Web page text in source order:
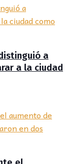
a
a la ciudad